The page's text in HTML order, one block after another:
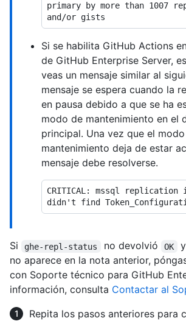
primary by more than 1007
Si se habilita GitHub Actions
de GitHub Enterprise Server,
veas un mensaje similar al
mensaje se espera cuando la
en pausa debido a que se ha
modo de mantenimiento en el
principal. Una vez que el
mantenimiento deja de estar
mensaje debe resolverse.
CRITICAL: mssql replication
Si ghe-repl-status no devolvió OK
no aparece en la nota anterior,
con Soporte técnico para GitHub
información, consulta Contactar al
Repita los pasos anteriores para